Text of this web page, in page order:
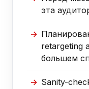
эта
retargeting
большем
Sanity-